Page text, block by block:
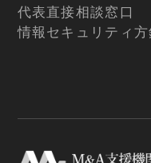
代表直接相談窓口
情報セキュリティ方